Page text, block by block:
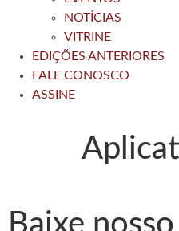
NOTÍCIAS
VITRINE
EDIÇÕES ANTERIORES
FALE CONOSCO
ASSINE
Baixe